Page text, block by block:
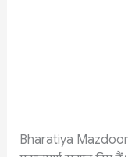
Bharatiya